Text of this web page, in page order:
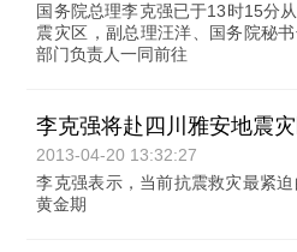
国务院总理李克强已于13时15分
震灾区，副总理汪洋、国务院秘
部门负责人一同前往
李克强将赴四川雅安地震灾
2013-04-20 13:32:27
李克强表示，当前抗震救灾最紧
黄金期